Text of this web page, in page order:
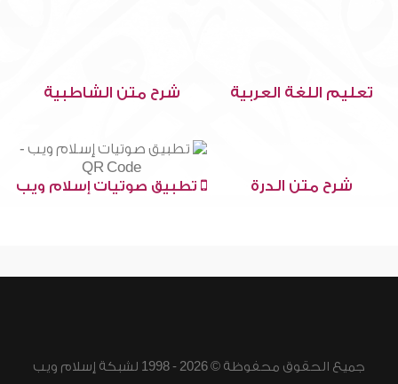
تعليم اللغة العربية شرح متن الشاطبية
شرح متن الدرة تطبيق صوتيات إسلام ويب
جميع الحقوق محفوظة © 2026 - 1998 لشبكة إسلام ويب